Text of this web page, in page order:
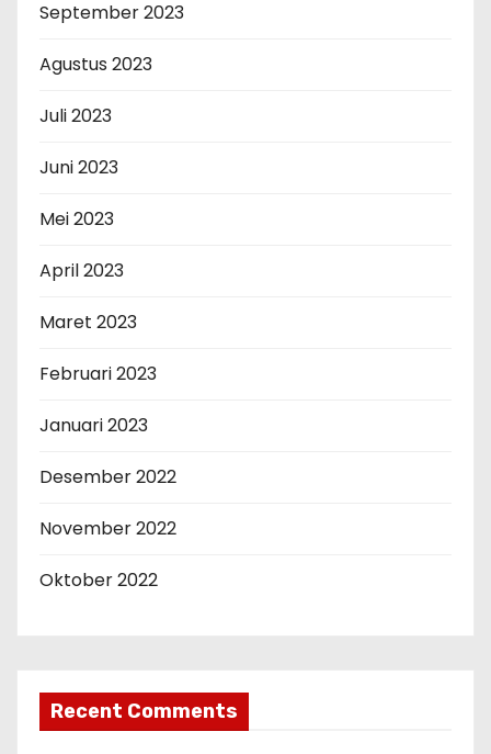
September 2023
Agustus 2023
Juli 2023
Juni 2023
Mei 2023
April 2023
Maret 2023
Februari 2023
Januari 2023
Desember 2022
November 2022
Oktober 2022
Recent Comments